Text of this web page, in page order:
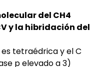
del CH4
y la hibridación del
tetraédrica y el C
p elevado a 3)